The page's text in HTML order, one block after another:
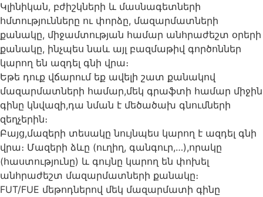
Կլինիկան, բժիշկների և մասնագետների
հմտությունները ու փորձը, մազարմատների
քանակը, միջամտության համար անհրաժեշտ օրերի
քանակը, ինչպես նաև այլ բազմաթիվ գործոններ
կարող են ազդել գնի վրա։
Եթե դուք վճարում եք ավելի շատ քանակով
մազարմատների համար,մեկ գրաֆտի համար միջին
գինը կնվազի,դա նման է մեծածախ գնումների
զեղչերին։
Բայց,մազերի տեսակը նույնպես կարող է ազդել գնի
վրա։ Մազերի ձևը (ուղիղ, գանգուր,…),որակը
(հաստությունը) և գույնը կարող են փոխել
անհրաժեշտ մազարմատների քանակը։
FUT/FUE մեթոդներով մեկ մազարմատի գինը